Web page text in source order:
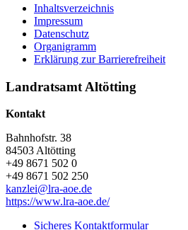
Inhaltsverzeichnis
Impressum
Datenschutz
Organigramm
Erklärung zur Barrierefreiheit
Landratsamt Altötting
Kontakt
Bahnhofstr. 38
84503 Altötting
+49 8671 502 0
+49 8671 502 250
kanzlei@lra-aoe.de
https://www.lra-aoe.de/
Sicheres Kontaktformular